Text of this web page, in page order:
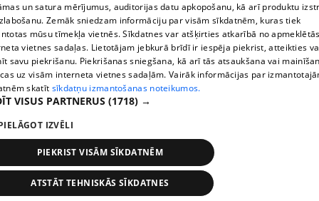
Полное или частичное распространение или копирование
информации из баз данных 1188 в любой форме строго
запрещено. Также запрещается автоматическое
скачивание информации. Перепубликация любого
материала, опубликованного на сайте 1188 , возможна
только с согласия редакции сайта 1188.
Служба помощи портала: э-почта -
РазработаноSIA Helio Media2004-2026
un satura mērījumus, auditorijas datu apkopošanu, kā arī produktu
Zemāk sniedzam informāciju par visām sīkdatnēm, kuras tiek
mūsu tīmekļa vietnēs. Sīkdatnes var atšķirties atkarībā no
vietnes sadaļas. Lietotājam jebkurā brīdī ir iespēja piekrist, atteikties
savu piekrišanu. Piekrišanas sniegšana, kā arī tās atsaukšana vai
uz visām interneta vietnes sadaļām. Vairāk informācijas par
skatīt sīkdatņu izmantošanas noteikumos.
VISUS PARTNERUS (1718) →
IZVĒLI
PIEKRIST VISĀM SĪKDATNĒM
ATSTĀT TEHNISKĀS SĪKDATNES